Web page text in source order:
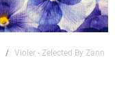
Violer - Zelected By ZannaZ